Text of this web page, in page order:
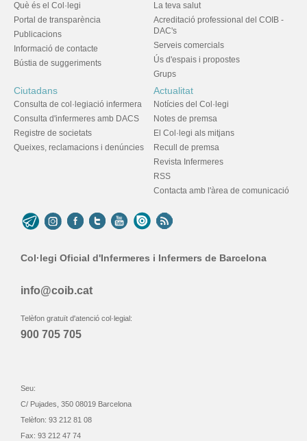
Què és el Col·legi
Portal de transparència
Publicacions
Informació de contacte
Bústia de suggeriments
La teva salut
Acreditació professional del COIB -
DAC's
Serveis comercials
Ús d'espais i propostes
Grups
Ciutadans
Consulta de col·legiació infermera
Consulta d'infermeres amb DACS
Registre de societats
Queixes, reclamacions i denúncies
Actualitat
Notícies del Col·legi
Notes de premsa
El Col·legi als mitjans
Recull de premsa
Revista Infermeres
RSS
Contacta amb l'àrea de comunicació
Col·legi Oficial d'Infermeres i Infermers de Barcelona
info@coib.cat
Telèfon gratuït d'atenció col·legial:
900 705 705
Seu:
C/ Pujades, 350 08019 Barcelona
Telèfon: 93 212 81 08
Fax: 93 212 47 74